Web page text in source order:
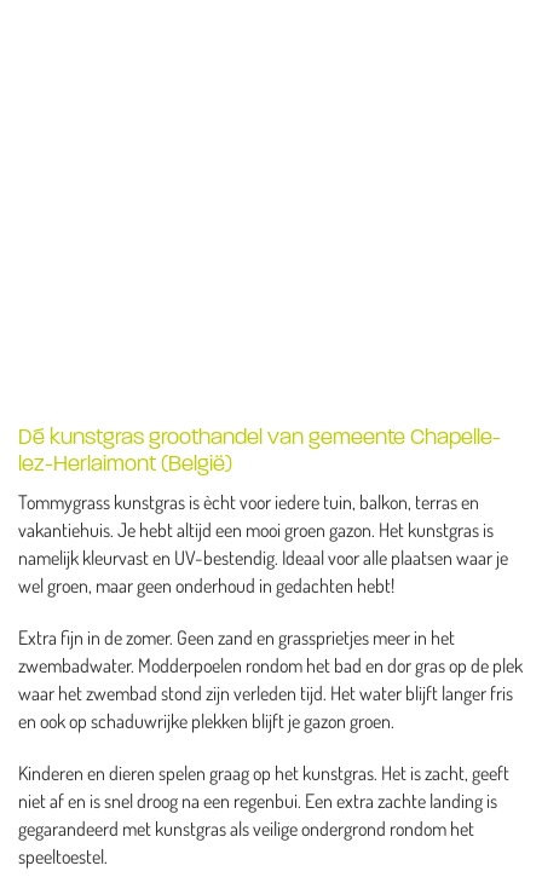
Dé kunstgras groothandel van gemeente Chapelle-
lez-Herlaimont (België)
Tommygrass kunstgras is ècht voor iedere tuin, balkon, terras en
vakantiehuis. Je hebt altijd een mooi groen gazon. Het kunstgras is
namelijk kleurvast en UV-bestendig. Ideaal voor alle plaatsen waar je
wel groen, maar geen onderhoud in gedachten hebt!
Extra fijn in de zomer. Geen zand en grassprietjes meer in het
zwembadwater. Modderpoelen rondom het bad en dor gras op de plek
waar het zwembad stond zijn verleden tijd. Het water blijft langer fris
en ook op schaduwrijke plekken blijft je gazon groen.
Kinderen en dieren spelen graag op het kunstgras. Het is zacht, geeft
niet af en is snel droog na een regenbui. Een extra zachte landing is
gegarandeerd met kunstgras als veilige ondergrond rondom het
speeltoestel.